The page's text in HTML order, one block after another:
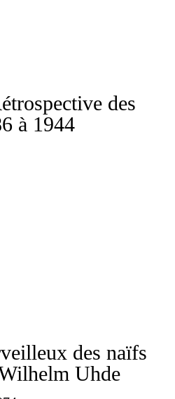
des
à 1944
des naïfs
Uhde